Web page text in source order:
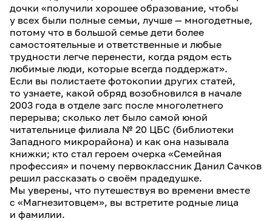
дочки «получили хорошее образование, чтобы
у всех были полные семьи, лучше — многодетные,
потому что в большой семье дети более
самостоятельные и ответственные и любые
трудности легче перенести, когда рядом есть
любимые люди, которые всегда поддержат».
Если вы полистаете фотокопии других статей,
то узнаете, какой обряд возобновился в начале
2003 года в отделе загс после многолетнего
перерыва; сколько лет было самой юной
читательнице филиала № 20 ЦБС (библиотеки
Западного микрорайона) и как она называла
книжки; кто стал героем очерка «Семейная
профессия» и почему первоклассник Данил Сачков
решил рассказать о своём прадедушке.
Мы уверены, что путешествуя во времени вместе
с «Магнезитовцем», вы встретите родные лица
и фамилии.